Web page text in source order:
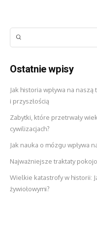
Ostatnie wpisy
Jak historia wpływa na
i przyszłością
Zabytki, które przetrwały
cywilizacjach?
Jak nauka o mózgu wpływa
Najważniejsze traktaty
Wielkie katastrofy w historii:
żywiołowymi?